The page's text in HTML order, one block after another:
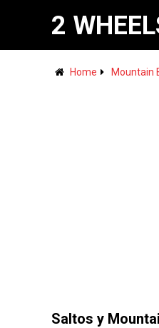
2
Home Mountain
Saltos y